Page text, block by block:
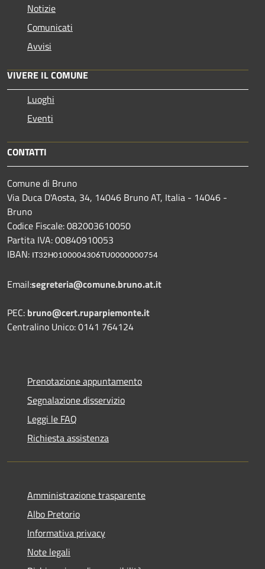
Notizie
Comunicati
Avvisi
VIVERE IL COMUNE
Luoghi
Eventi
CONTATTI
Comune di Bruno
Via Duca D'Aosta, 34, 14046 Bruno AT, Italia - 14046 -
Bruno
Codice Fiscale: 082003610050
Partita IVA: 00840910053
IBAN: IT32H0100004306TU0000000754
Email:segreteria@comune.bruno.at.it
PEC: bruno@cert.ruparpiemonte.it
Centralino Unico: 0141 764124
Prenotazione appuntamento
Segnalazione disservizio
Leggi le FAQ
Richiesta assistenza
Amministrazione trasparente
Albo Pretorio
Informativa privacy
Note legali